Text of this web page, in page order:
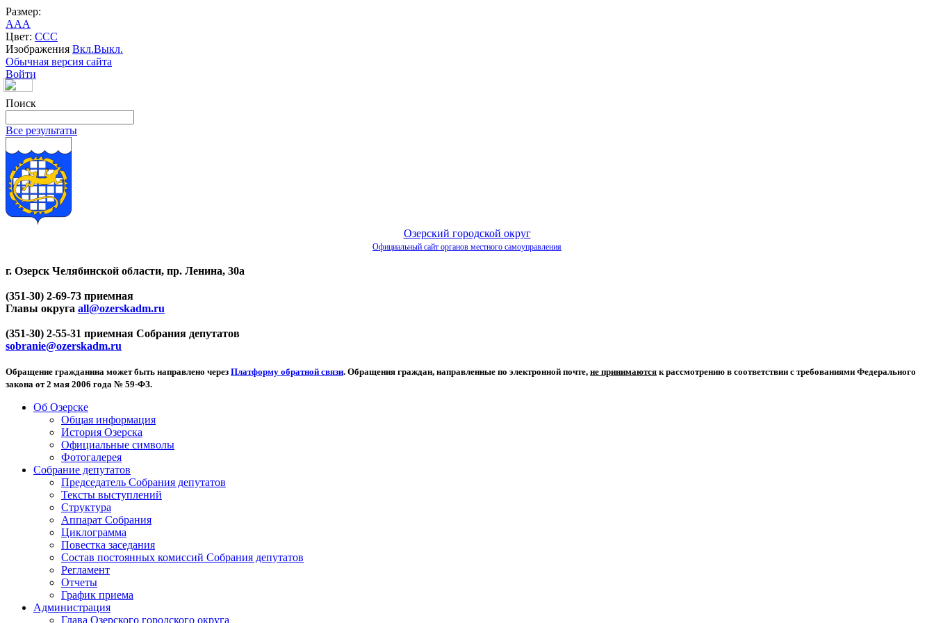
Размер:
AAA
Цвет: CCC
Изображения Вкл.Выкл.
Обычная версия сайта
Войти
Поиск
Все результаты
Озерский городской округ
Официальный сайт органов местного самоуправления
г. Озерск Челябинской области, пр. Ленина, 30а
(351-30) 2-69-73 приемная
Главы округа all@ozerskadm.ru
(351-30) 2-55-31 приемная Собрания депутатов
sobranie@ozerskadm.ru
Обращение гражданина может быть направлено через Платформу обратной связи. Обращения граждан, направленные по электронной почте, не принимаются к рассмотрению в соответствии с требованиями Федерального
закона от 2 мая 2006 года № 59-ФЗ.
Об Озерске
Общая информация
История Озерска
Официальные символы
Фотогалерея
Собрание депутатов
Председатель Собрания депутатов
Тексты выступлений
Структура
Аппарат Собрания
Циклограмма
Повестка заседания
Состав постоянных комиссий Собрания депутатов
Регламент
Отчеты
График приема
Администрация
Глава Озерского городского округа